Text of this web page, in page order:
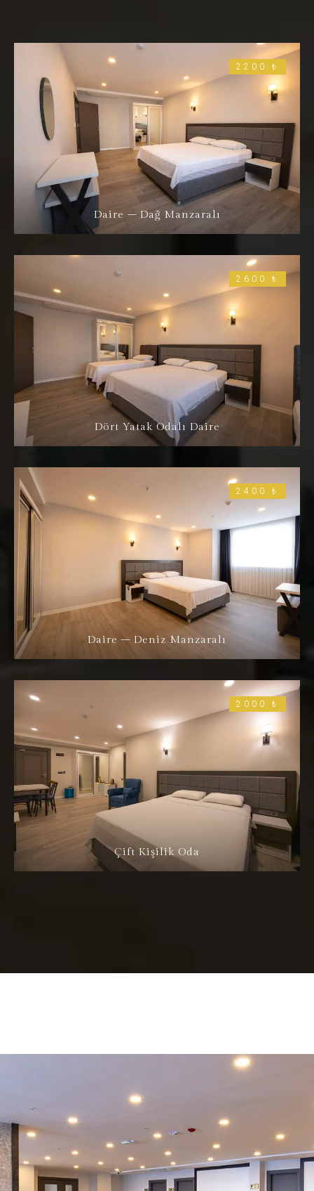
2200 ₺
Daire – Dağ Manzaralı
2600 ₺
Dört Yatak Odalı Daire
2400 ₺
Daire – Deniz Manzaralı
2000 ₺
Çift Kişilik Oda